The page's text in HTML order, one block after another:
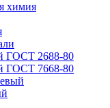
химия
ГОСТ 2688-80
ГОСТ 7668-80